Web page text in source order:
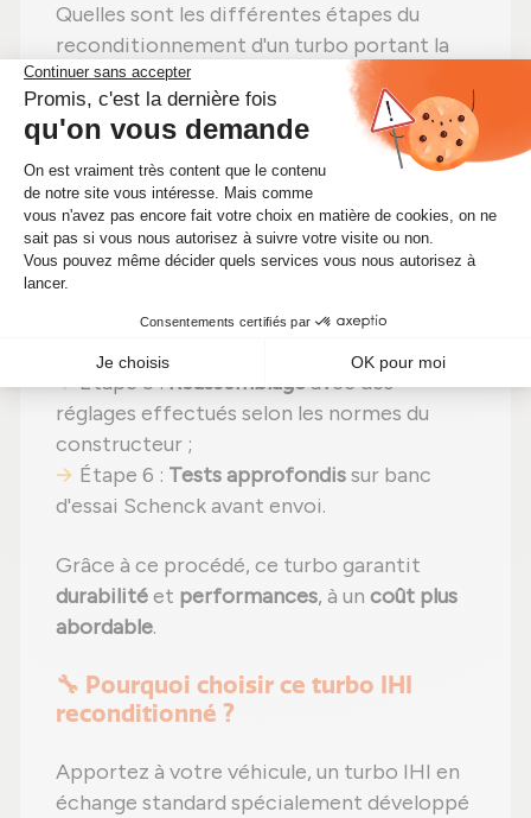
Quelles sont les différentes étapes du
reconditionnement d'un turbo portant la
référence VIDX ?
Étape 1 :Désassemblage
total pour un
contrôle complet ;
Étape 2 :Nettoyage professionnel
éliminer toute impureté ;
Étape 3 :Contrôle détailléde chaque
élément ;
Étape 4 :Remplacement des pièces
endommagées
par des pièces neuves ;
Étape 5 :Réassemblageavec des
réglages effectués selon les normes du
constructeur ;
Étape 6 : Tests approfondissur banc
d'essai Schenck avant envoi.
Grâce à ce procédé, ce turbo garantit
durabilitéet performances, à un coût plus
abordable.
🔧 Pourquoi choisir ce turbo IHI
reconditionné ?
Apportez à votre véhicule, un turbo IHI en
échange standard spécialement développé